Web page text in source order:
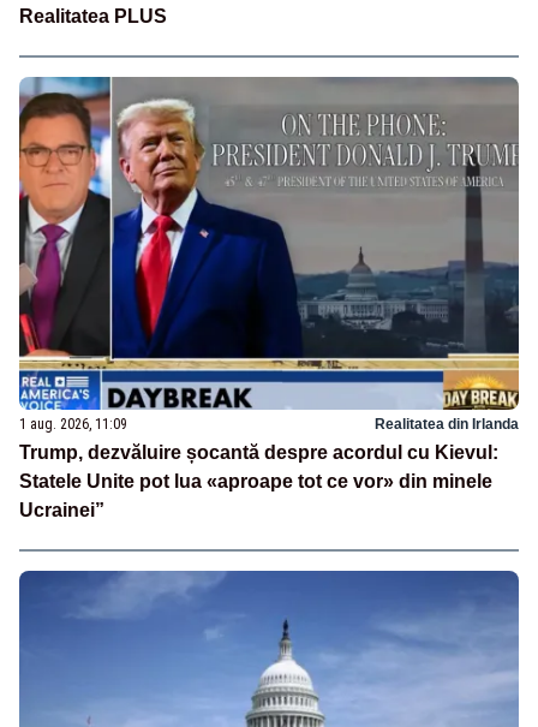
Realitatea PLUS
1 aug. 2026, 11:09 Realitatea din Irlanda
Trump, dezvăluire șocantă despre acordul cu Kievul:
Statele Unite pot lua «aproape tot ce vor» din minele
Ucrainei”